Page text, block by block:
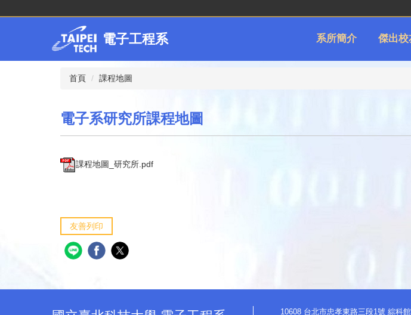
電子工程系 系所簡介 傑出校
首頁 課程地圖
電子系研究所課程地圖
課程地圖_研究所.pdf
友善列印
10608 台北市忠孝東路三段1號 綜科